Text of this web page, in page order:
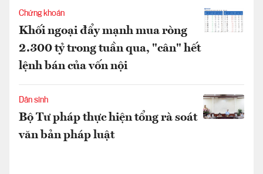
Chứng khoán
Khối ngoại đẩy mạnh mua ròng
2.300 tỷ trong tuần qua, "cân" hết
lệnh bán của vốn nội
Dân sinh
Bộ Tư pháp thực hiện tổng rà soát
văn bản pháp luật